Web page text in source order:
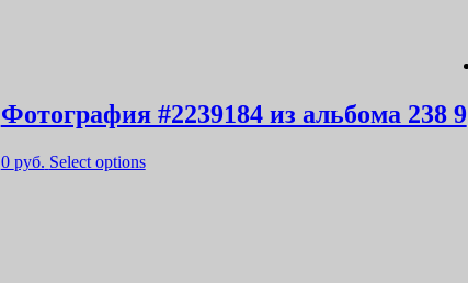
Фотография #2239184 из альбома 238 9
0 руб. Select options